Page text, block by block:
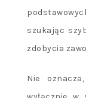
szukając
zdobycia
Nie